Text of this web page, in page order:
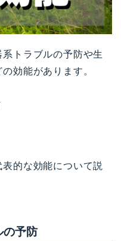
トラブルの予防や生
効能があります。
的な効能について説
予防